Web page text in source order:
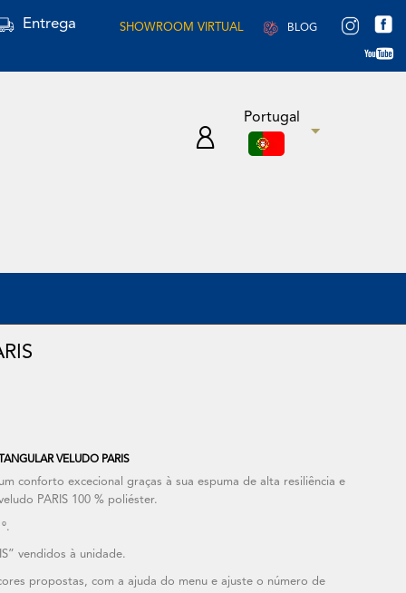
Entrega
SHOWROOM VIRTUAL BLOG
Portugal
VELUDO PARIS
conforto excecional graças à sua espuma de alta resiliência e
PARIS 100 % poliéster.
vendidos à unidade.
propostas, com a ajuda do menu e ajuste o número de